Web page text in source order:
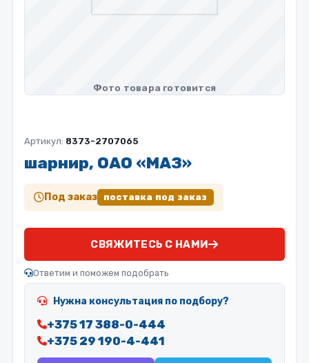
Артикул: 8373-2707065
шарнир, ОАО «МАЗ»
Под заказ поставка под заказ
СВЯЖИТЕСЬ С НАМИ
Ответим и поможем подобрать
Нужна консультация по подбору?
+375 17 388-0-444
+375 29 190-4-441